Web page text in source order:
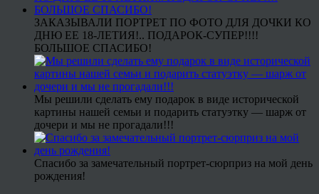
ЗАКАЗЫВАЛИ ПОРТРЕТ ПО ФОТО ДЛЯ ДОЧКИ КО
ДНЮ ЕЕ 18-ЛЕТИЯ!.. ПОДАРОК-СУПЕР!!!!
БОЛЬШОЕ СПАСИБО!
Мы решили сделать ему подарок в виде исторической
картины нашей семьи и подарить статуэтку — шарж от
дочери и мы не прогадали!!!
Спасибо за замечательный портрет-сюрприз на мой день
рождения!